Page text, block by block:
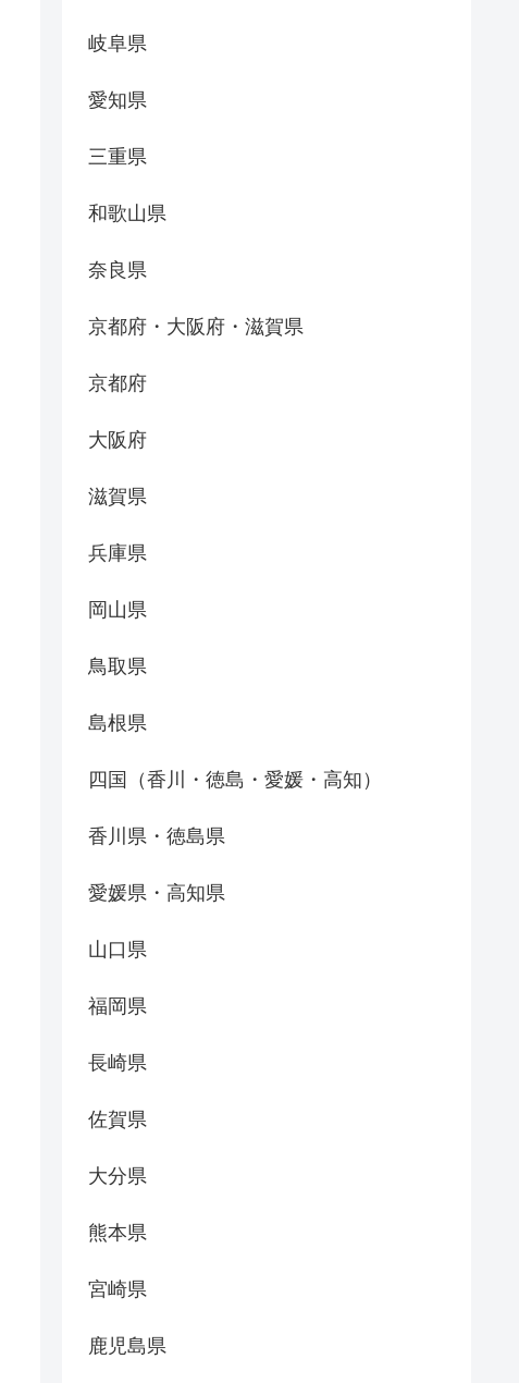
岐阜県
愛知県
三重県
和歌山県
奈良県
京都府・大阪府・滋賀県
京都府
大阪府
滋賀県
兵庫県
岡山県
鳥取県
島根県
四国（香川・徳島・愛媛・高知）
香川県・徳島県
愛媛県・高知県
山口県
福岡県
長崎県
佐賀県
大分県
熊本県
宮崎県
鹿児島県